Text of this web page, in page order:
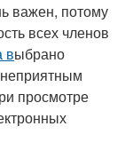
важен, потому
всех членов
выбрано
просмотре